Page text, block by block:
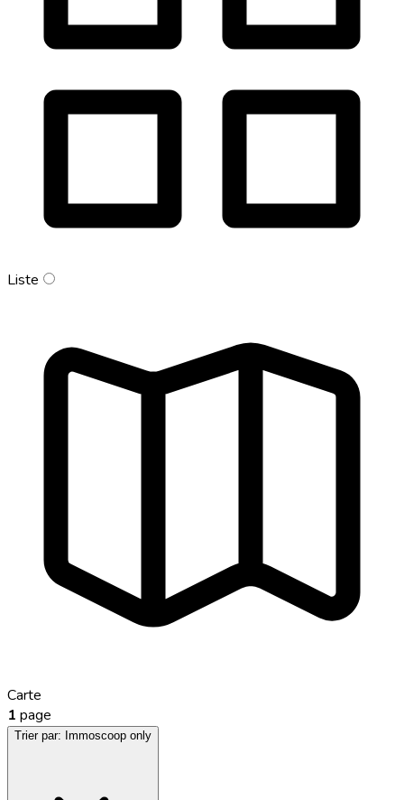
Liste
Carte
1 page
Trier par: Immoscoop only